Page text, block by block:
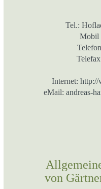
Tel.:
Mobil
Internet: http://
eMail: andreas-
von